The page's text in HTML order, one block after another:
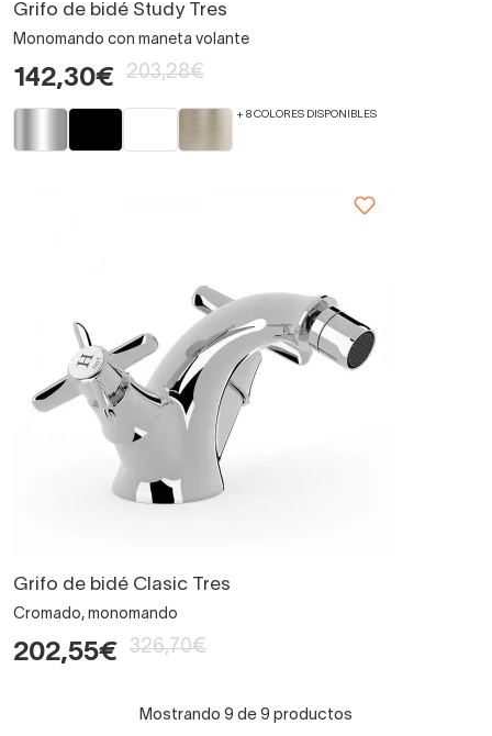
Grifo de bidé Study Tres
Monomando con maneta volante
142,30€ 203,28€
+ 8 COLORES DISPONIBLES
Grifo de bidé Clasic Tres
Cromado, monomando
202,55€ 326,70€
Mostrando 9 de 9 productos